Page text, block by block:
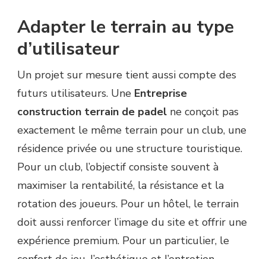
Adapter le terrain au type
d’utilisateur
Un projet sur mesure tient aussi compte des
futurs utilisateurs. Une Entreprise
construction terrain de padel ne conçoit pas
exactement le même terrain pour un club, une
résidence privée ou une structure touristique.
Pour un club, l’objectif consiste souvent à
maximiser la rentabilité, la résistance et la
rotation des joueurs. Pour un hôtel, le terrain
doit aussi renforcer l’image du site et offrir une
expérience premium. Pour un particulier, le